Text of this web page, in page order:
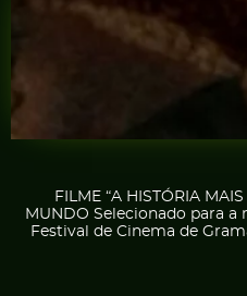
FILME “A HISTÓRIA
MUNDO Selecionado para
Festival de Cinema de